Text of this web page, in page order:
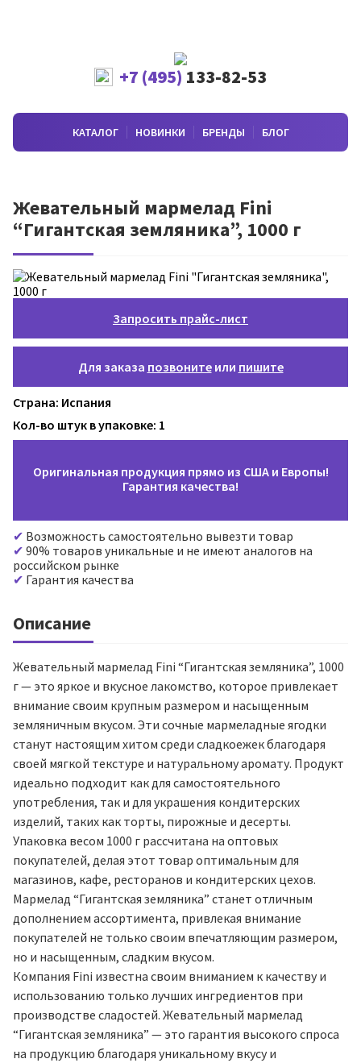
+7 (495) 133-82-53
КАТАЛОГ НОВИНКИ БРЕНДЫ БЛОГ
Жевательный мармелад Fini
“Гигантская земляника”, 1000 г
Запросить прайс-лист
Для заказа позвонитеили пишите
Страна: Испания
Кол-во штук в упаковке: 1
Оригинальная продукция прямо из США и Европы!
Гарантия качества!
Возможность самостоятельно вывезти товар
90% товаров уникальные и не имеют аналогов на
российском рынке
Гарантия качества
Описание
Жевательный мармелад Fini “Гигантская земляника”, 1000
г — это яркое и вкусное лакомство, которое привлекает
внимание своим крупным размером и насыщенным
земляничным вкусом. Эти сочные мармеладные ягодки
станут настоящим хитом среди сладкоежек благодаря
своей мягкой текстуре и натуральному аромату. Продукт
идеально подходит как для самостоятельного
употребления, так и для украшения кондитерских
изделий, таких как торты, пирожные и десерты.
Упаковка весом 1000 г рассчитана на оптовых
покупателей, делая этот товар оптимальным для
магазинов, кафе, ресторанов и кондитерских цехов.
Мармелад “Гигантская земляника” станет отличным
дополнением ассортимента, привлекая внимание
покупателей не только своим впечатляющим размером,
но и насыщенным, сладким вкусом.
Компания Fini известна своим вниманием к качеству и
использованию только лучших ингредиентов при
производстве сладостей. Жевательный мармелад
“Гигантская земляника” — это гарантия высокого спроса
на продукцию благодаря уникальному вкусу и